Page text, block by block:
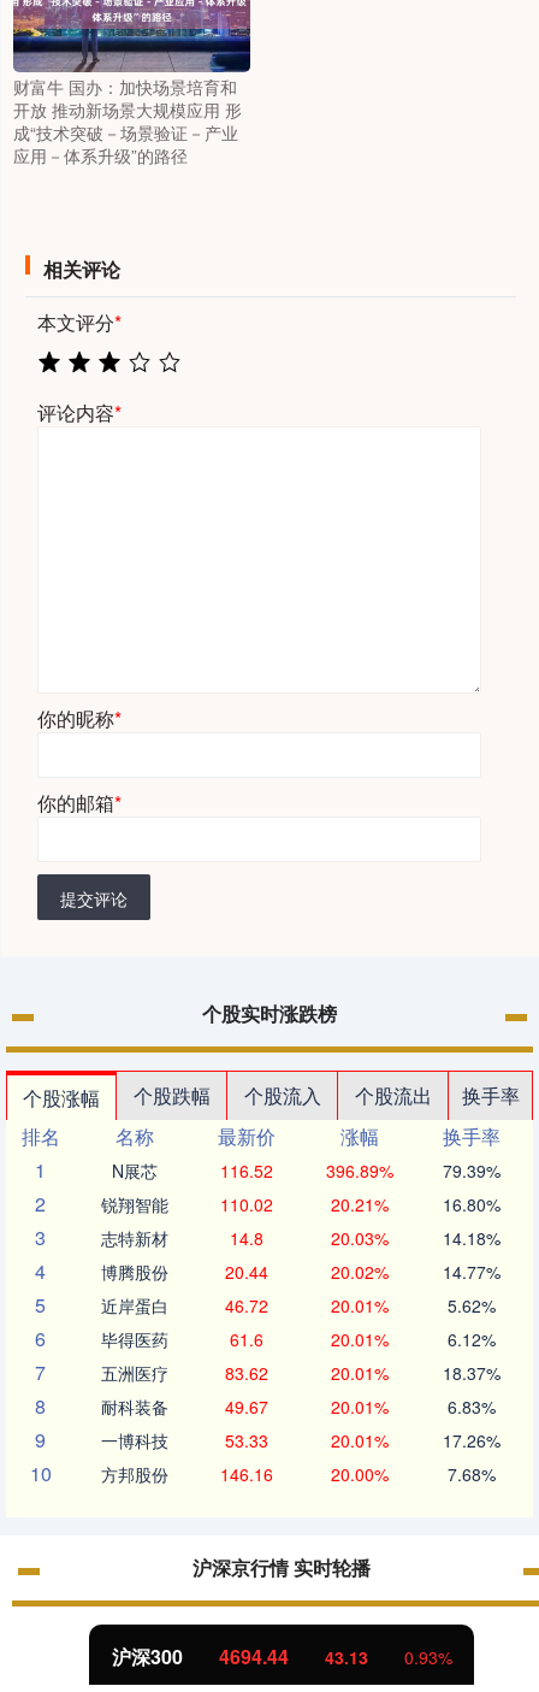
财富牛 国办：加快场景培育和
开放 推动新场景大规模应用 形
成“技术突破－场景验证－产业
应用－体系升级”的路径
相关评论
本文评分*
评论内容*
你的昵称*
你的邮箱*
提交评论
个股实时涨跌榜
个股涨幅 个股跌幅 个股流入 个股流出
换手率
排名
名称 最新价 涨幅
换手率
1
N展芯 116.52 396.89% 79.39%
2 锐翔智能 110.02 20.21% 16.80%
3 志特新材 14.8 20.03% 14.18%
4 博腾股份 20.44 20.02% 14.77%
5 近岸蛋白 46.72 20.01% 5.62%
6 毕得医药 61.6 20.01% 6.12%
7 五洲医疗 83.62 20.01% 18.37%
8 耐科装备 49.67 20.01% 6.83%
9 一博科技 53.33 20.01% 17.26%
10 方邦股份 146.16 20.00% 7.68%
沪深京行情 实时轮播
沪深300 4694.44 43.13 0.93%